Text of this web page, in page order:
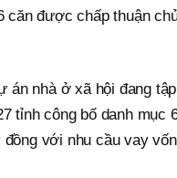
căn được chấp thuận
nhà ở xã hội đang
tỉnh công bố danh mục
với nhu cầu vay